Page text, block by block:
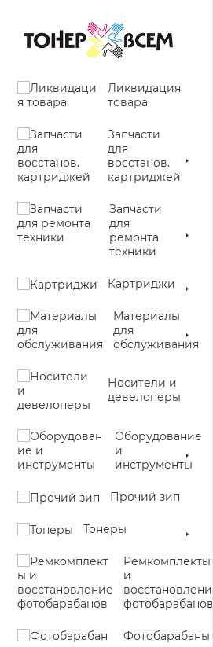
Ликвидация
товара
Запчасти
для
восстанов.
картриджей
Запчасти
для
ремонта
техники
Картриджи
Материалы
для
обслуживания
Носители и
девелоперы
Оборудование
и
инструменты
Прочий зип
Тонеры
Ремкомплекты
и
восстановление
фотобарабанов
Фотобарабаны